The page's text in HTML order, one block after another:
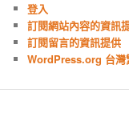
登入
訂閱網站內容的資訊
訂閱留言的資訊提供
WordPress.org 台灣